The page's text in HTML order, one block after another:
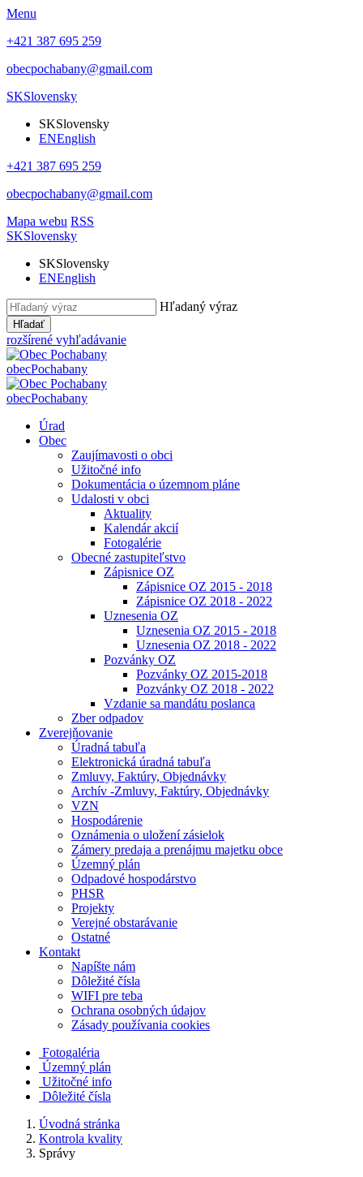
Menu
+421 387 695 259
obecpochabany@gmail.com
SKSlovensky
SKSlovensky
ENEnglish
+421 387 695 259
obecpochabany@gmail.com
Mapa webu RSS
SKSlovensky
SKSlovensky
ENEnglish
Hľadaný výraz
Hľadať
rozšírené vyhľadávanie
obecPochabany
obecPochabany
Úrad
Obec
Zaujímavosti o obci
Užitočné info
Dokumentácia o územnom pláne
Udalosti v obci
Aktuality
Kalendár akcií
Fotogalérie
Obecné zastupiteľstvo
Zápisnice OZ
Zápisnice OZ 2015 - 2018
Zápisnice OZ 2018 - 2022
Uznesenia OZ
Uznesenia OZ 2015 - 2018
Uznesenia OZ 2018 - 2022
Pozvánky OZ
Pozvánky OZ 2015-2018
Pozvánky OZ 2018 - 2022
Vzdanie sa mandátu poslanca
Zber odpadov
Zverejňovanie
Úradná tabuľa
Elektronická úradná tabuľa
Zmluvy, Faktúry, Objednávky
Archív -Zmluvy, Faktúry, Objednávky
VZN
Hospodárenie
Oznámenia o uložení zásielok
Zámery predaja a prenájmu majetku obce
Územný plán
Odpadové hospodárstvo
PHSR
Projekty
Verejné obstarávanie
Ostatné
Kontakt
Napíšte nám
Dôležité čísla
WIFI pre teba
Ochrana osobných údajov
Zásady používania cookies
Fotogaléria
Územný plán
Užitočné info
Dôležité čísla
Úvodná stránka
Kontrola kvality
Správy